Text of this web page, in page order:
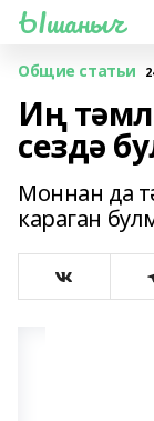
Ышаныч
Общие статьи
Иң
сездә
Моннан да
караган